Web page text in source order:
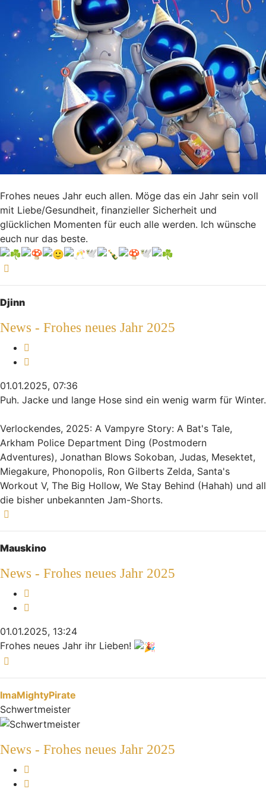
Frohes neues Jahr euch allen. Möge das ein Jahr sein voll
mit Liebe/Gesundheit, finanzieller Sicherheit und
glücklichen Momenten für euch alle werden. Ich wünsche
euch nur das beste.
🕊
🕊
Djinn
News - Frohes neues Jahr 2025
01.01.2025, 07:36
Puh. Jacke und lange Hose sind ein wenig warm für Winter.
Verlockendes, 2025: A Vampyre Story: A Bat's Tale,
Arkham Police Department Ding (Postmodern
Adventures), Jonathan Blows Sokoban, Judas, Mesektet,
Miegakure, Phonopolis, Ron Gilberts Zelda, Santa's
Workout V, The Big Hollow, We Stay Behind (Hahah) und all
die bisher unbekannten Jam-Shorts.
Mauskino
News - Frohes neues Jahr 2025
01.01.2025, 13:24
Frohes neues Jahr ihr Lieben!
ImaMightyPirate
Schwertmeister
News - Frohes neues Jahr 2025